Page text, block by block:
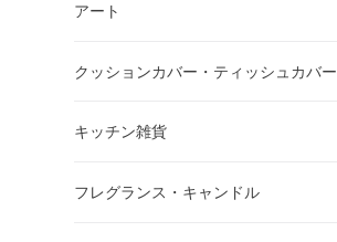
アート
クッションカバー・ティッシュカバー
キッチン雑貨
フレグランス・キャンドル